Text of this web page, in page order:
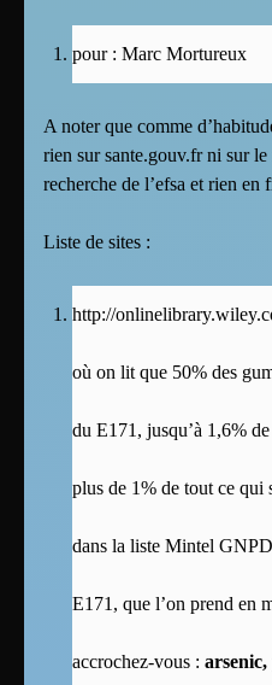
pour : Marc Mortureux
A noter que comme
rien sur sante.gouv.fr ni sur le
recherche de l’efsa et rien en
Liste de sites :
http://
où on lit que 50% des
du E171, jusqu’à 1,6% de
plus de 1% de tout ce qui
dans la liste Mintel
E171, que l’on prend en
accrochez-vous :